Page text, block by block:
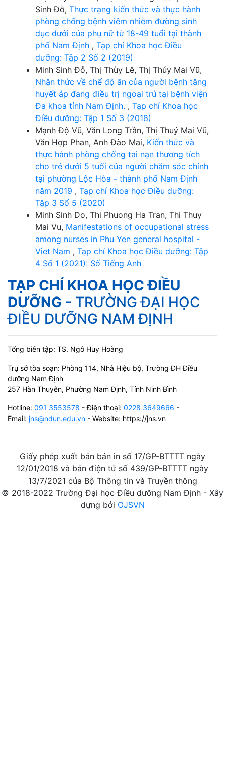
Sinh Đỗ, Thực trạng kiến thức và thực hành
phòng chống bệnh viêm nhiễm đường sinh
dục dưới của phụ nữ từ 18-49 tuổi tại thành
phố Nam Định , Tạp chí Khoa học Điều
dưỡng: Tập 2 Số 2 (2019)
Minh Sinh Đỗ, Thị Thùy Lê, Thị Thúy Mai Vũ,
Nhận thức về chế độ ăn của người bệnh tăng
huyết áp đang điều trị ngoại trú tại bệnh viện
Đa khoa tỉnh Nam Định. , Tạp chí Khoa học
Điều dưỡng: Tập 1 Số 3 (2018)
Mạnh Độ Vũ, Văn Long Trần, Thị Thuý Mai Vũ,
Văn Hợp Phan, Anh Đào Mai, Kiến thức và
thực hành phòng chống tai nạn thương tích
cho trẻ dưới 5 tuổi của người chăm sóc chính
tại phường Lộc Hòa - thành phố Nam Định
năm 2019 , Tạp chí Khoa học Điều dưỡng:
Tập 3 Số 5 (2020)
Minh Sinh Do, Thi Phuong Ha Tran, Thi Thuy
Mai Vu, Manifestations of occupational stress
among nurses in Phu Yen general hospital -
Viet Nam , Tạp chí Khoa học Điều dưỡng: Tập
4 Số 1 (2021): Số Tiếng Anh
TẠP CHÍ KHOA HỌC ĐIỀU
DƯỠNG - TRƯỜNG ĐẠI HỌC
ĐIỀU DƯỠNG NAM ĐỊNH
Tổng biên tập: TS. Ngô Huy Hoàng
Trụ sở tòa soạn: Phòng 114, Nhà Hiệu bộ, Trường ĐH Điều
dưỡng Nam Định
257 Hàn Thuyên, Phường Nam Định, Tỉnh Ninh Bình
Hotline: 091 3553578 - Điện thoại: 0228 3649666 -
Email: jns@ndun.edu.vn - Website: https://jns.vn
Giấy phép xuất bản bản in số 17/GP-BTTTT ngày
12/01/2018 và bản điện tử số 439/GP-BTTTT ngày
13/7/2021 của Bộ Thông tin và Truyền thông
© 2018-2022 Trường Đại học Điều dưỡng Nam Định - Xây
dựng bởi OJSVN